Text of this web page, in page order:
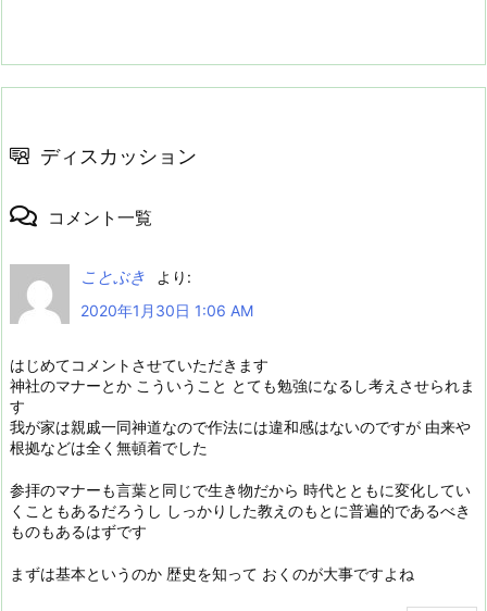
ディスカッション
コメント一覧
ことぶき
より:
2020年1月30日 1:06 AM
はじめてコメントさせていただきます
神社のマナーとか こういうこと とても勉強になるし考えさせられま
す
我が家は親戚一同神道なので作法には違和感はないのですが 由来や
根拠などは全く無頓着でした
参拝のマナーも言葉と同じで生き物だから 時代とともに変化してい
くこともあるだろうし しっかりした教えのもとに普遍的であるべき
ものもあるはずです
まずは基本というのか 歴史を知って おくのが大事ですよね